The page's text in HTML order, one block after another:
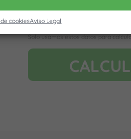
cookiesAviso Legal
Acepto la nota legal y RGPD
Solo usamos estos datos para